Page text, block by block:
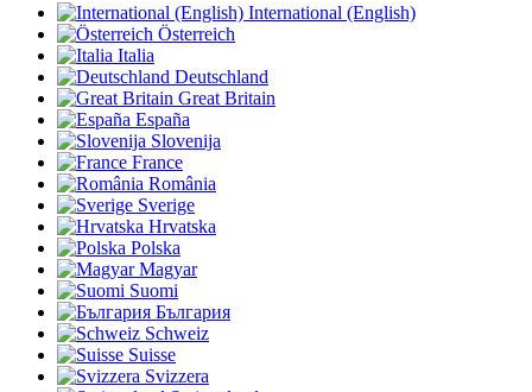
International (English)
Österreich
Italia
Deutschland
Great Britain
España
Slovenija
France
România
Sverige
Hrvatska
Polska
Magyar
Suomi
България
Schweiz
Suisse
Svizzera